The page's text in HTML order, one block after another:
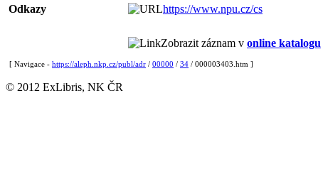
Odkazy
https://www.npu.cz/cs
Zobrazit záznam v online katalogu
[ Navigace - https://aleph.nkp.cz/publ/adr / 00000 / 34 / 000003403.htm ]
© 2012 ExLibris, NK ČR